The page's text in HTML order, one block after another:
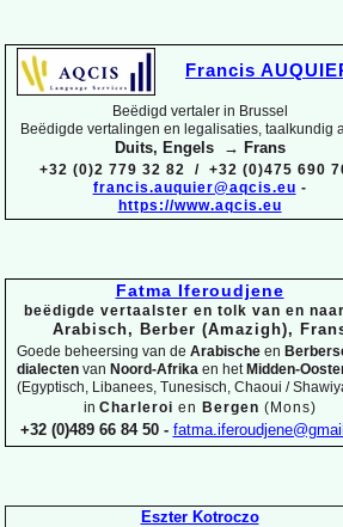
Francis
Beëdigd vertaler in Brussel
Beëdigde vertalingen en legalisaties, taalkundig
Duits, Engels → Frans
+32 (0)2 779 32 82 / +32 (0)475 690
francis.auquier@aqcis.eu -
https://www.aqcis.eu
Fatma Iferoudjene
beëdigde vertaalster en tolk van en
Arabisch, Berber (Amazigh),
Goede beheersing van de Arabische en
dialecten van Noord-Afrika en hetMidden-
(Egyptisch, Libanees, Tunesisch, Chaoui /
in Charleroi en Bergen (Mons)
+32 (0)489 66 84 50 -
Eszter Kotroczo